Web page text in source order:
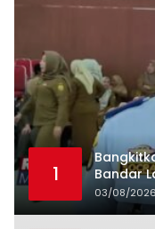
1
Bandar
03/08/2026